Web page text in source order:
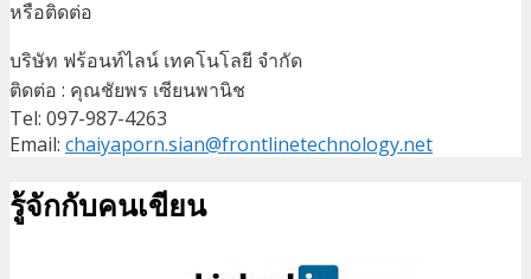
หรือติดต่อ
บริษัท ฟร้อนท์ไลน์ เทคโนโลยี จำกัด
ติดต่อ : คุณชัยพร เซียนพานิช
Tel: 097-987-4263
Email: chaiyaporn.sian@frontlinetechnology.net
รู้จักกับคนเขียน